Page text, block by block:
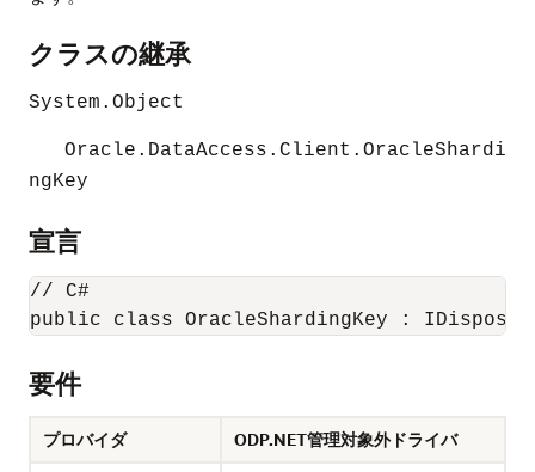
クラスの継承
System.Object
Oracle.DataAccess.Client.OracleShardi
ngKey
宣言
// C#
public class OracleShardingKey :
要件
プロバイダ
ODP.NET管理対象外ドライバ